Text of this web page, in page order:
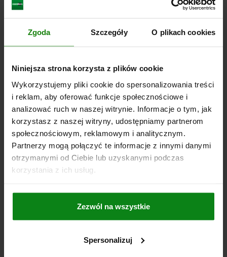
Zgoda Szczegóły O plikach cookies
Niniejsza strona korzysta z plików cookie
Wykorzystujemy pliki cookie do spersonalizowania treści
i reklam, aby oferować funkcje społecznościowe i
analizować ruch w naszej witrynie. Informacje o tym, jak
korzystasz z naszej witryny, udostępniamy partnerom
społecznościowym, reklamowym i analitycznym.
Partnerzy mogą połączyć te informacje z innymi danymi
otrzymanymi od Ciebie lub uzyskanymi podczas
korzystania z ich usług.
Zezwól na wszystkie
Spersonalizuj
ODPORNOŚĆ TERMICZNA =≤130 °C
412,44 PLN
plus koszty wysyłki
03192-08
STAL NIERDZEWNA A2 Z POLYSKIEM, KOMP:STAL
NIERDZEWNA A2 Z POLYSKIEM
MATERIAŁ KOMPONENTÓW=STAL NIERDZEWNA A2